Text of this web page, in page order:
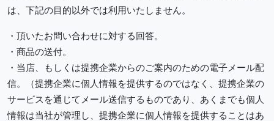
は、下記の目的以外では利用いたしません。
・頂いたお問い合わせに対する回答。
・商品の送付。
・当店、もしくは提携企業からのご案内のための電子メール配
信。（提携企業に個人情報を提供するのではなく、提携企業の
サービスを通じてメール送信するものであり、あくまでも個人
情報は当社が管理し、提携企業に個人情報を提供することはあ